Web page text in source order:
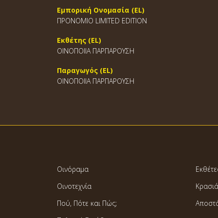
Εμπορική Ονομασία (EL)
ΠΡΟΝΟΜΙΟ LIMITED EDITION
Εκθέτης (EL)
ΟΙΝΟΠΟΙΙΑ ΠΑΡΠΑΡΟΥΣΗ
Παραγωγός (EL)
ΟΙΝΟΠΟΙΙΑ ΠΑΡΠΑΡΟΥΣΗ
Οινόραμα
Οινοτεχνία
Πού, Πότε και Πώς;
Κρασιά